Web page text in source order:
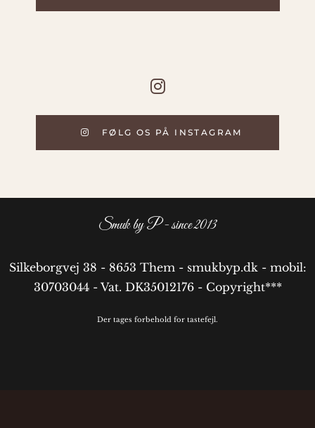
FØLG OS PÅ INSTAGRAM
Smuk by P - since 2013
Silkeborgvej 38 - 8653 Them - smukbyp.dk - mobil:
30703044 - Vat. DK35012176 - Copyright***
Der tages forbehold for tastefejl.